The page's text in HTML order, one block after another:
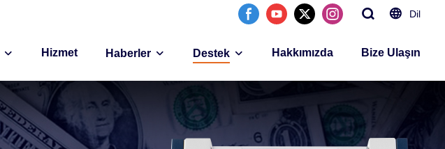
Dil
Hizmet Haberler Destek Hakkımızda Bize Ulaşın